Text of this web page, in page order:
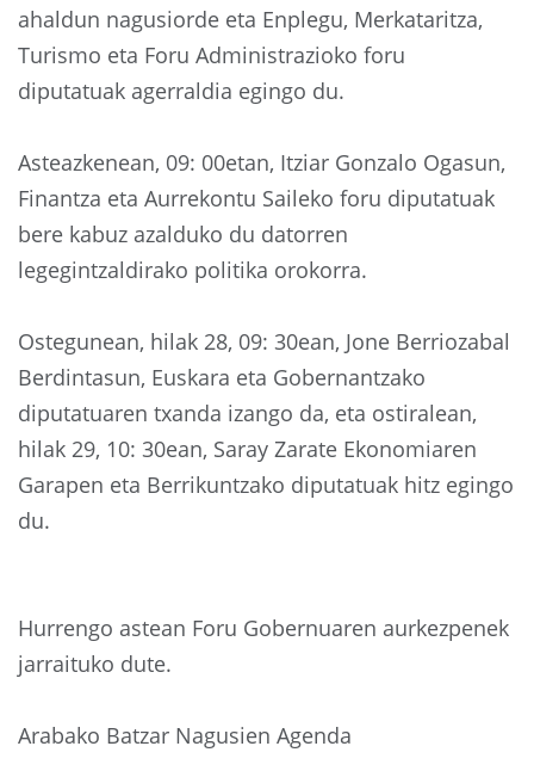
ahaldun nagusiorde eta Enplegu, Merkataritza,
Turismo eta Foru Administrazioko foru
diputatuak agerraldia egingo du.
Asteazkenean, 09: 00etan, Itziar Gonzalo Ogasun,
Finantza eta Aurrekontu Saileko foru diputatuak
bere kabuz azalduko du datorren
legegintzaldirako politika orokorra.
Ostegunean, hilak 28, 09: 30ean, Jone Berriozabal
Berdintasun, Euskara eta Gobernantzako
diputatuaren txanda izango da, eta ostiralean,
hilak 29, 10: 30ean, Saray Zarate Ekonomiaren
Garapen eta Berrikuntzako diputatuak hitz egingo
du.
Hurrengo astean Foru Gobernuaren aurkezpenek
jarraituko dute.
Arabako Batzar Nagusien Agenda